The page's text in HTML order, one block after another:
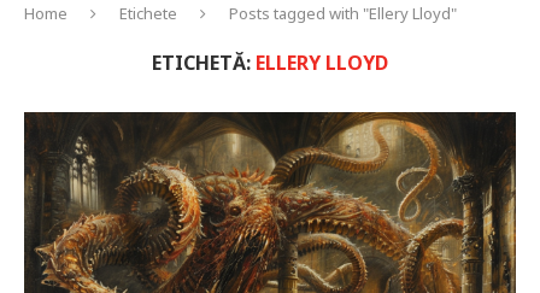
Home Etichete Posts tagged with "Ellery Lloyd"
ETICHETĂ: ELLERY LLOYD